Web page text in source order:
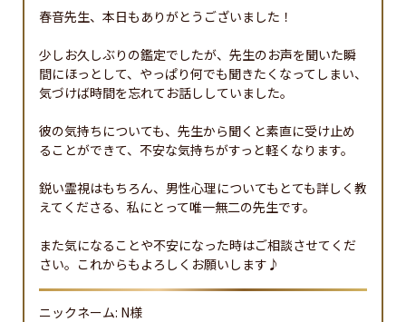
春音先生、本日もありがとうございました！
少しお久しぶりの鑑定でしたが、先生のお声を聞いた瞬
間にほっとして、やっぱり何でも聞きたくなってしまい、
気づけば時間を忘れてお話ししていました。
彼の気持ちについても、先生から聞くと素直に受け止め
ることができて、不安な気持ちがすっと軽くなります。
鋭い霊視はもちろん、男性心理についてもとても詳しく教
えてくださる、私にとって唯一無二の先生です。
また気になることや不安になった時はご相談させてくだ
さい。これからもよろしくお願いします♪
ニックネーム: N様